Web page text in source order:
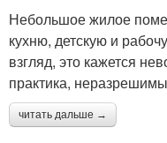
Небольшое жилое
кухню, детскую и
взгляд, это кажется
практика,
читать дальше →